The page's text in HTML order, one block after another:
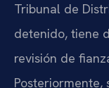
Tribunal de
detenido, tiene
revisión de